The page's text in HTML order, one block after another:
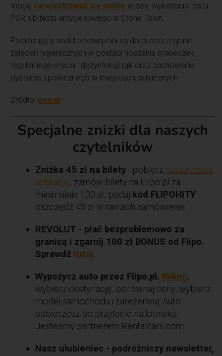
mogą zarejestrować się online w celu wykonania testu
PCR lub testu antygenowego w Stone Town.
Podróżujący nadal obowiązani są do przestrzegania
zaleceń higienicznych w postaci noszenia maseczek,
regularnego mycia i dezynfekcji rąk oraz zachowania
dystansu społecznego w miejscach publicznych.
Źródło: gov.pl
Specjalne znizki dla naszych
czytelników
Zniżka 45 zł na bilety - pobierz naszą nową
aplikację, zamów bilety na Flipo.pl za
minimalnie 100 zł, podaj kod FLIPOHITY i
oszczędź 45 zł w ramach zamówienia.
REVOLUT - płać bezproblemowo za
granicą i zgarnij 100 zł BONUS od Flipo.
Sprawdźtutaj.
Wypożycz auto przez Flipo.pl. Kliknij,
wybierz destynację, porównaj ceny, wybierz
model samochodu i zarezerwuj. Auto
odbierzesz po przylocie na lotnisku.
Jesteśmy partnerem Rentalcars.com.
Nasz ulubieniec - podróżniczy newsletter,